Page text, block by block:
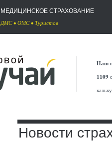
МЕДИЦИНСКОЕ СТРАХОВАНИЕ
ДМС• ОМС• Туристов
Наш
1109
Новости